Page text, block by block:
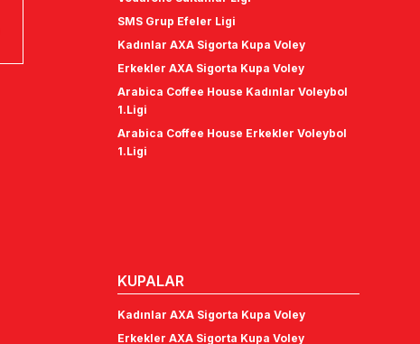
SMS Grup Efeler Ligi
Kadınlar AXA Sigorta Kupa Voley
Erkekler AXA Sigorta Kupa Voley
Arabica Coffee House Kadınlar Voleybol
1.Ligi
Arabica Coffee House Erkekler Voleybol
1.Ligi
KUPALAR
Kadınlar AXA Sigorta Kupa Voley
Erkekler AXA Sigorta Kupa Voley